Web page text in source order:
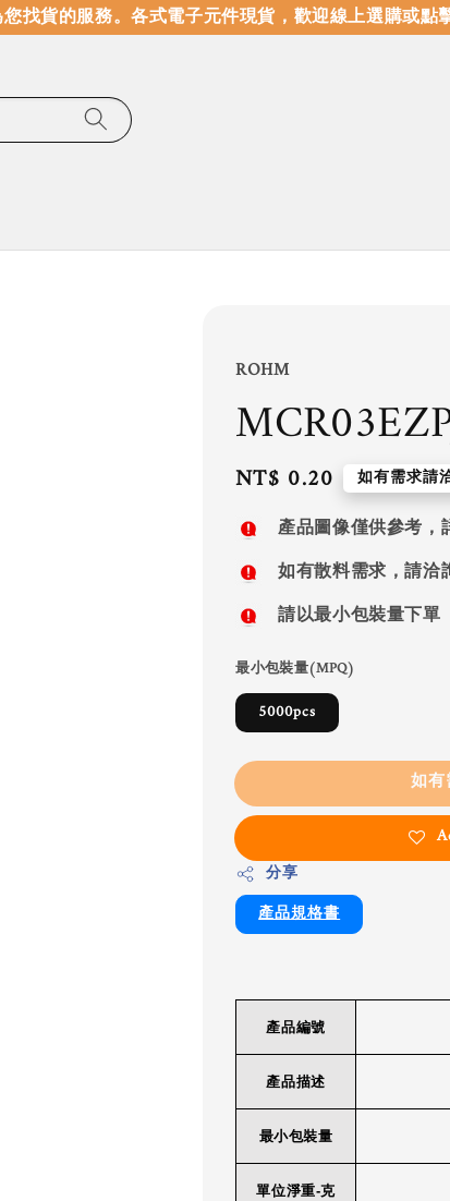
貨的服務。各式電子元件現貨，歡迎線上選購或點
ROHM
Regular
price
NT$ 0.20 如有需求請
產品圖像僅供參考，
如有散料需求，請洽
請以最小包裝量下單
最小包裝量(MPQ)
5000pcs
如
分享
產品規格書
產品編號
產品描述
最小包裝量
單位淨重-克